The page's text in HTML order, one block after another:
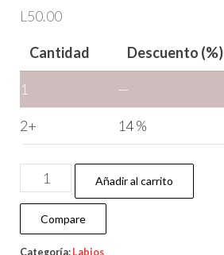
L 50.00
Cantidad Descuento (%)
1 —
2+ 14 %
Añadir al carrito
Compare
Categoría: Labios